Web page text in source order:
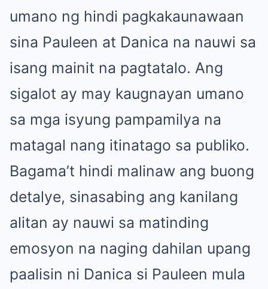
umano ng hindi pagkakaunawaan
sina Pauleen at Danica na nauwi sa
isang mainit na pagtatalo. Ang
sigalot ay may kaugnayan umano
sa mga isyung pampamilya na
matagal nang itinatago sa publiko.
Bagama’t hindi malinaw ang buong
detalye, sinasabing ang kanilang
alitan ay nauwi sa matinding
emosyon na naging dahilan upang
paalisin ni Danica si Pauleen mula